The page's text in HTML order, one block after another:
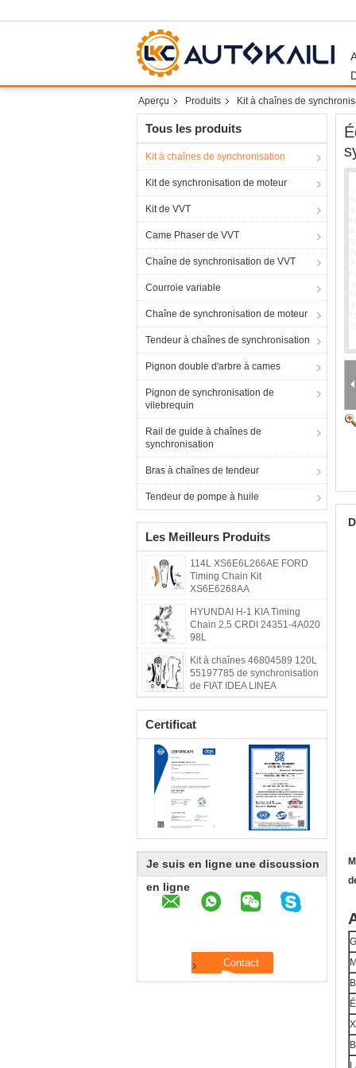
Aperçu Produits Kit à chaînes de
Tous les produits
Kit à chaînes de synchronisation
Kit de synchronisation de moteur
Kit de VVT
Came Phaser de VVT
Chaîne de synchronisation de VVT
Courroie variable
Chaîne de synchronisation de moteur
Tendeur à chaînes de synchronisation
Pignon double d'arbre à cames
Pignon de synchronisation de
vilebrequin
Rail de guide à chaînes de
synchronisation
Bras à chaînes de tendeur
Tendeur de pompe à huile
Les Meilleurs Produits
114L XS6E6L266AE FORD
Timing Chain Kit
XS6E6268AA
HYUNDAI H-1 KIA Timing
Chain 2,5 CRDI 24351-4A020
98L
Kit à chaînes 46804589 120L
55197785 de synchronisation
de FIAT IDEA LINEA
Certificat
Je suis en ligne une discussion
en ligne